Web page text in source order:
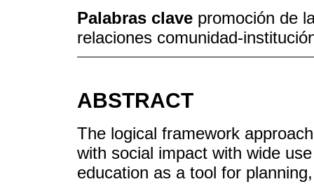
Palabras clave promoción de
relaciones comunidad-
ABSTRACT
The logical framework
with social impact with wide
education as a tool for